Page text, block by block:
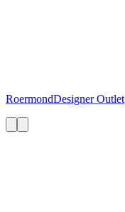
RoermondDesigner Outlet